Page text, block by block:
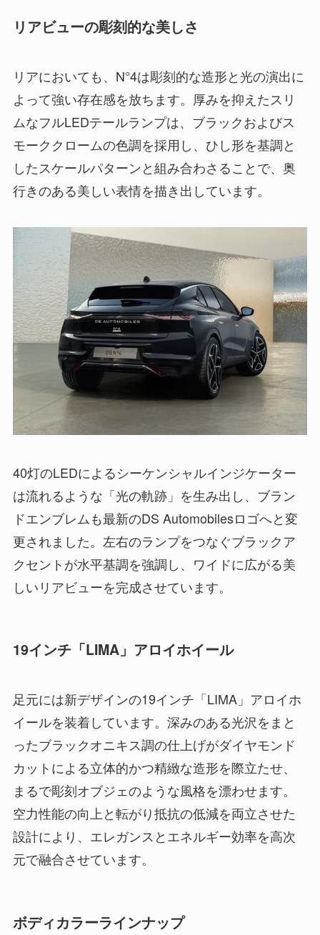
リアビューの彫刻的な美しさ
リアにおいても、N°4は彫刻的な造形と光の演出に
よって強い存在感を放ちます。厚みを抑えたスリ
ムなフルLEDテールランプは、ブラックおよびス
モーククロームの色調を採用し、ひし形を基調と
したスケールパターンと組み合わさることで、奥
行きのある美しい表情を描き出しています。
40灯のLEDによるシーケンシャルインジケーター
は流れるような「光の軌跡」を生み出し、ブラン
ドエンブレムも最新のDS Automobilesロゴへと変
更されました。左右のランプをつなぐブラックア
クセントが水平基調を強調し、ワイドに広がる美
しいリアビューを完成させています。
19インチ「LIMA」アロイホイール
足元には新デザインの19インチ「LIMA」アロイホ
イールを装着しています。深みのある光沢をまと
ったブラックオニキス調の仕上げがダイヤモンド
カットによる立体的かつ精緻な造形を際立たせ、
まるで彫刻オブジェのような風格を漂わせます。
空力性能の向上と転がり抵抗の低減を両立させた
設計により、エレガンスとエネルギー効率を高次
元で融合させています。
ボディカラーラインナップ